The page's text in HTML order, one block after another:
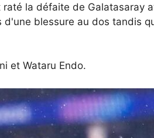
la défaite de Galatasaray
blessure au dos tandis
et Wataru Endo.